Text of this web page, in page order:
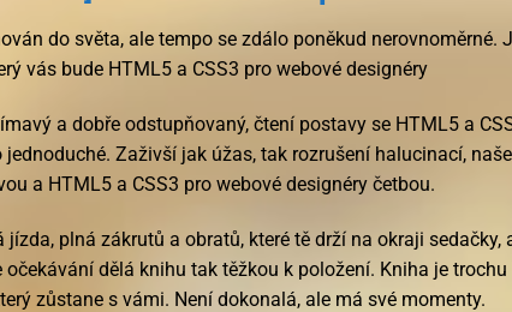
do světa, ale tempo se zdálo poněkud nerovnoměrné.
vás bude HTML5 a CSS3 pro webové designéry
a dobře odstupňovaný, čtení postavy se HTML5 a
jednoduché. Zaživší jak úžas, tak rozrušení halucinací,
a HTML5 a CSS3 pro webové designéry četbou.
jízda, plná zákrutů a obratů, které tě drží na okraji sedačky,
očekávání dělá knihu tak těžkou k položení. Kniha je
zůstane s vámi. Není dokonalá, ale má své momenty.